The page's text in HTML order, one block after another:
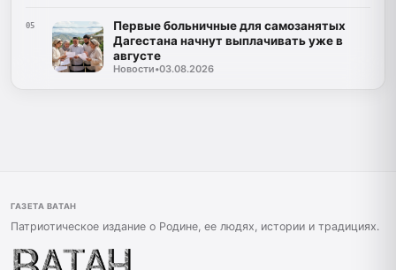
05
Первые больничные для самозанятых
Дагестана начнут выплачивать уже в
августе
Новости•03.08.2026
ГАЗЕТА ВАТАН
Патриотическое издание о Родине, ее людях, истории и традициях.